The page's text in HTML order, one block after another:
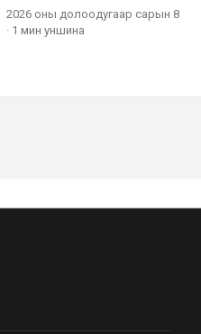
2026 оны долоодугаар сарын 8
· 1 мин уншина